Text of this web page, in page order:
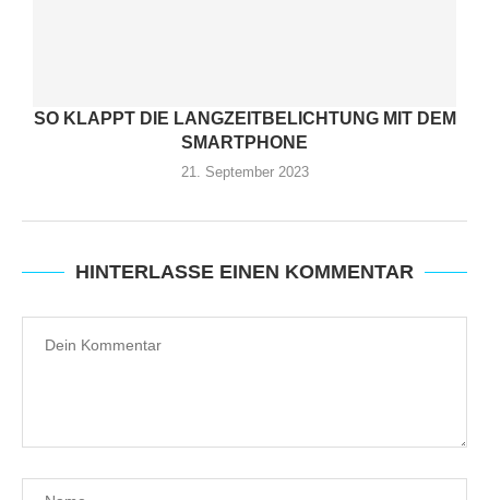
SO KLAPPT DIE LANGZEITBELICHTUNG MIT DEM
SMARTPHONE
21. September 2023
HINTERLASSE EINEN KOMMENTAR